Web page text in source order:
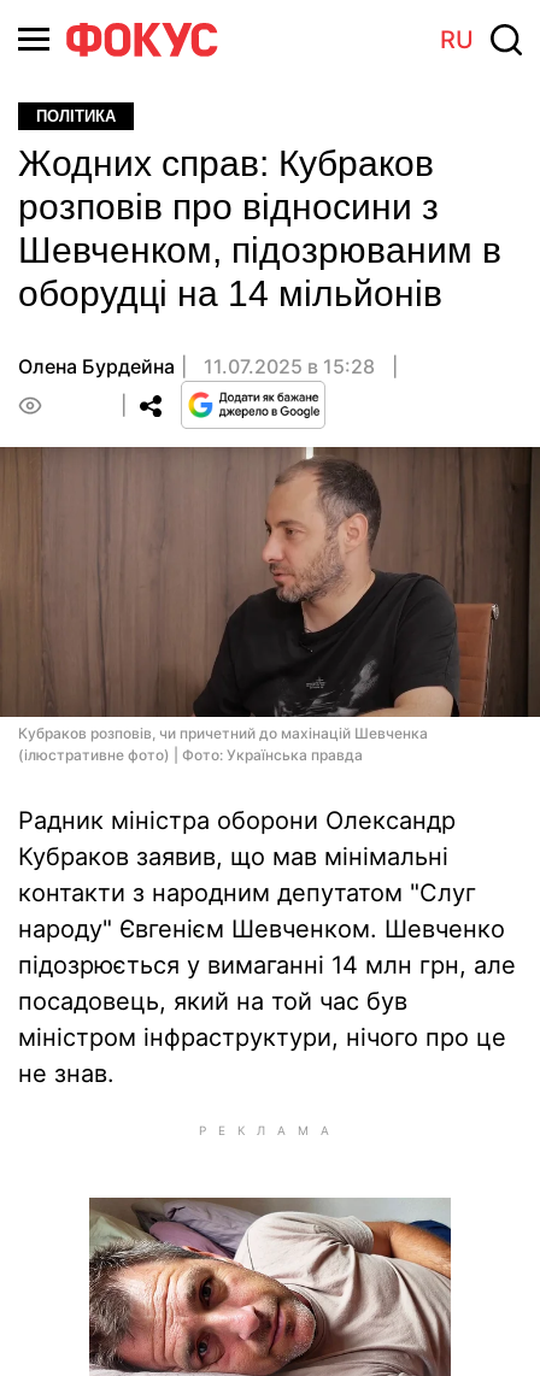
RU
ПОЛІТИКА
Жодних справ: Кубраков
розповів про відносини з
Шевченком, підозрюваним в
оборудці на 14 мільйонів
Олена Бурдейна
11.07.2025 в 15:28
Кубраков розповів, чи причетний до махінацій Шевченка
(ілюстративне фото) | Фото: Українська правда
Радник міністра оборони Олександр
Кубраков заявив, що мав мінімальні
контакти з народним депутатом "Слуг
народу" Євгенієм Шевченком. Шевченко
підозрюється у вимаганні 14 млн грн, але
посадовець, який на той час був
міністром інфраструктури, нічого про це
не знав.